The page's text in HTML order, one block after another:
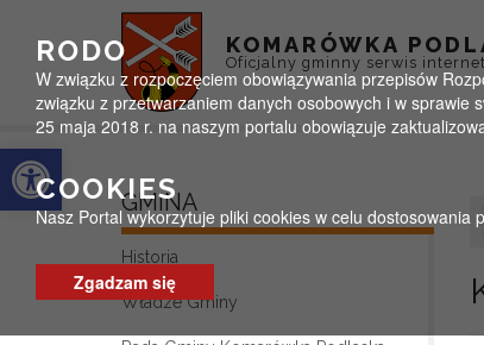
Otwórz pasek narzędzi
KOMARÓWKA
Oficjalny gminny serwis
GMINA
Historia
Władze Gminy
RODO
W związku z rozpoczęciem obowiązywania przepisów
związku z przetwarzaniem danych osobowych i w sprawie
25 maja 2018 r. na naszym portalu obowiązuje
COOKIES
Nasz Portal wykorzytuje pliki cookies w celu
Zgadzam się